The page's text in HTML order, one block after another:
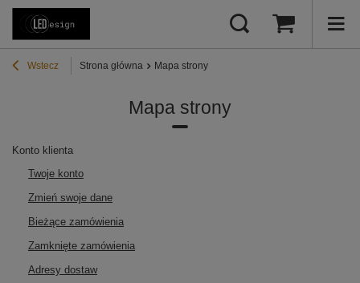
Wstecz Strona główna Mapa strony
Mapa strony
Konto klienta
Twoje konto
Zmień swoje dane
Bieżące zamówienia
Zamknięte zamówienia
Adresy dostaw